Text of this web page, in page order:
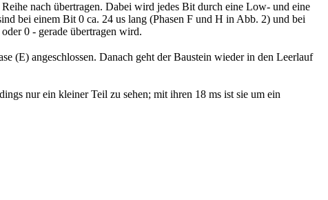
nach übertragen. Dabei wird jedes Bit durch eine Low- und eine
bei einem Bit 0 ca. 24 us lang (Phasen F und H in Abb. 2) und bei
0 - gerade übertragen wird.
(E) angeschlossen. Danach geht der Baustein wieder in den Leerlauf
nur ein kleiner Teil zu sehen; mit ihren 18 ms ist sie um ein